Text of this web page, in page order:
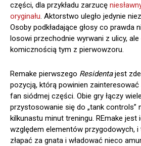
części, dla przykładu zarzucę
oryginału. Aktorstwo uległo jedynie
Osoby podkładające głosy co prawda
losowi przechodnie wyrwani z ulicy,
komicznością tym z pierwowzoru.
Remake pierwszego Residentajest
pozycją, którą powinien
fan siódmej części. Obie gry łączy
przystosowanie się do „tank controls”
kilkunastu minut treningu. REmake jest
względem elementów przygodowych,
złapać za gnata i władować nieco